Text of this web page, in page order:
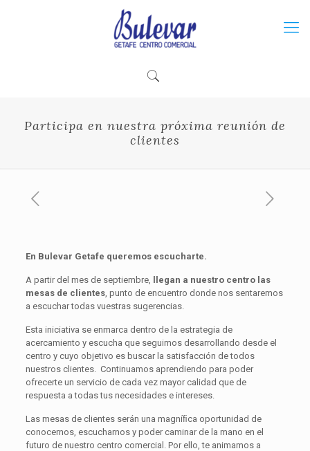
Participa en nuestra próxima reunión de
clientes
En Bulevar Getafe queremos escucharte.
A partir del mes de septiembre,
llegan a nuestro centro las
mesas de clientes, punto de encuentro donde nos sentaremos
a escuchar todas vuestras sugerencias.
Esta iniciativa se enmarca dentro de la estrategia de
acercamiento y escucha que seguimos desarrollando desde el
centro y cuyo objetivo es buscar la satisfacción de todos
nuestros clientes. Continuamos aprendiendo para poder
ofrecerte un servicio de cada vez mayor calidad que de
respuesta a todas tus necesidades e intereses.
Las mesas de clientes serán una magníﬁca oportunidad de
conocernos, escucharnos y poder caminar de la mano en el
futuro de nuestro centro comercial. Por ello, te animamos a